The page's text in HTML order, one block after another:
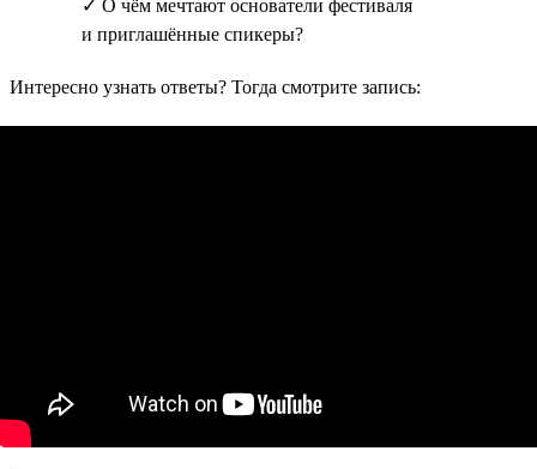
✓ О чём мечтают основатели фестиваля
и приглашённые спикеры?
Интересно узнать ответы? Тогда смотрите запись: